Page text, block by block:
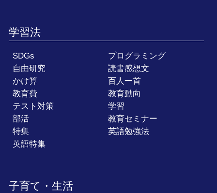
学習法
SDGs
プログラミング
自由研究
読書感想文
かけ算
百人一首
教育費
教育動向
テスト対策
学習
部活
教育セミナー
特集
英語勉強法
英語特集
子育て・生活